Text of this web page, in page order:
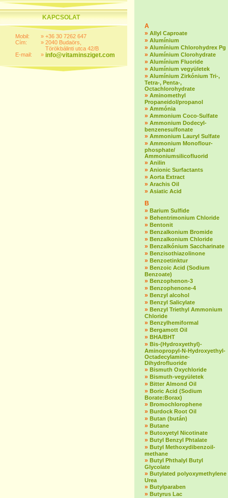
KAPCSOLAT
Mobil:
Cím:
E-mail:
»
»
»
+36 30 7262 647
2040 Budaörs,
Törökbálinti utca 42/B
info@vitaminsziget.com
A
» Allyl Caproate
» Alumínium
» Alumínium Chlorohydrex Pg
» Alumínium Clorohydrate
» Alumínium Fluoride
» Alumínium vegyületek
» Alumínium Zirkónium Tri-,
Tetra-, Penta-,
Octachlorohydrate
» Aminomethyl
Propaneidol/propanol
» Ammónia
» Ammonium Coco-Sulfate
» Ammonium Dodecyl-
benzenesulfonate
» Ammonium Lauryl Sulfate
» Ammonium Monoflour-
phosphate/
Ammoniumsilicofluorid
» Anilin
» Anionic Surfactants
» Aorta Extract
» Arachis Oil
» Asiatic Acid
B
» Barium Sulfide
» Behentrimonium Chloride
» Bentonit
» Benzalkonium Bromide
» Benzalkonium Chloride
» Benzalkónium Saccharinate
» Benzisothiazolinone
» Benzoetinktur
» Benzoic Acid (Sodium
Benzoate)
» Benzophenon-3
» Benzophenone-4
» Benzyl alcohol
» Benzyl Salicylate
» Benzyl Triethyl Ammonium
Chloride
» Benzylhemiformal
» Bergamott Oil
» BHA/BHT
» Bis-(Hydroxyethyl)-
Aminopropyl-N-Hydroxyethyl-
Octadecylamine-
Dihydrofluoride
» Bismuth Oxychloride
» Bismuth-vegyületek
» Bitter Almond Oil
» Boric Acid (Sodium
Borate:Borax)
» Bromochlorophene
» Burdock Root Oil
» Butan (bután)
» Butane
» Butoxyetyl Nicotinate
» Butyl Benzyl Phtalate
» Butyl Methoxydibenzoil-
methane
» Butyl Phthalyl Butyl
Glycolate
» Butylated polyoxymethylene
Urea
» Butylparaben
» Butyrus Lac